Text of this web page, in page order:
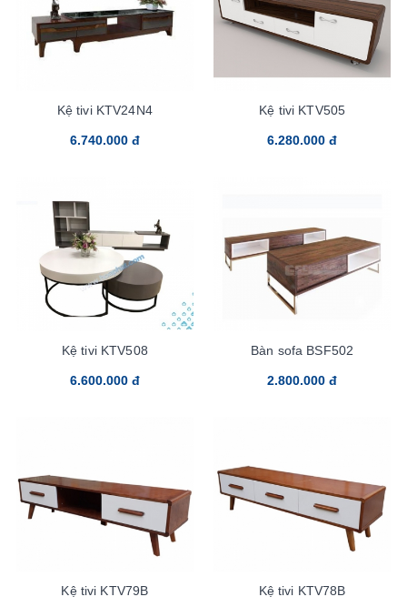
Kệ tivi KTV24N4
6.740.000 đ
Kệ tivi KTV505
6.280.000 đ
Kệ tivi KTV508
6.600.000 đ
Bàn sofa BSF502
2.800.000 đ
Kệ tivi KTV79B Kệ tivi KTV78B